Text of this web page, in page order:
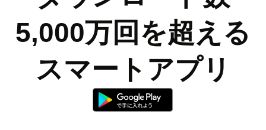
5,000万回を超える
スマートアプリ